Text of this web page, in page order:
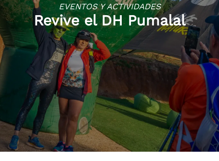
EVENTOS Y ACTIVIDADES
Revive el DH Pumalal